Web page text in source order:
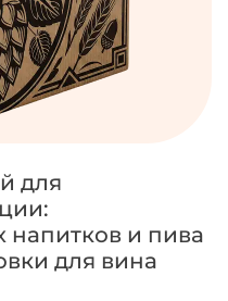
для
напитков и пива
для вина